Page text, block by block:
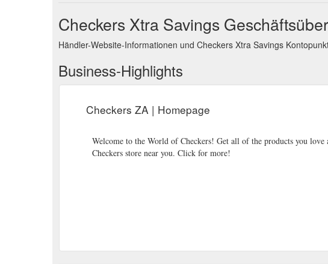
Checkers Xtra Savings
Händler-Website-Informationen und Checkers Xtra Savings
Business-Highlights
Checkers ZA | Homepage
Welcome to the World of Checkers! Get all of the products you
Checkers store near you. Click for more!